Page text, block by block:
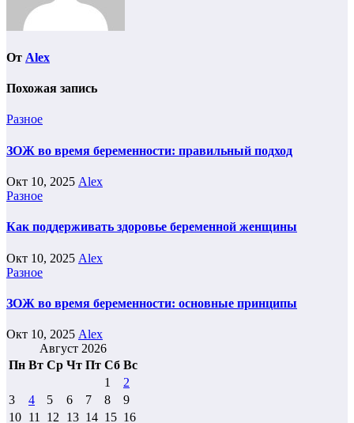
От Alex
Похожая запись
Разное
ЗОЖ во время беременности: правильный подход
Окт 10, 2025 Alex
Разное
Как поддерживать здоровье беременной женщины
Окт 10, 2025 Alex
Разное
ЗОЖ во время беременности: основные принципы
Окт 10, 2025 Alex
Август 2026
Пн Вт Ср Чт Пт Сб Вс
1
2
3
4 5 6 7 8
9
10 11 12 13 14 15 16